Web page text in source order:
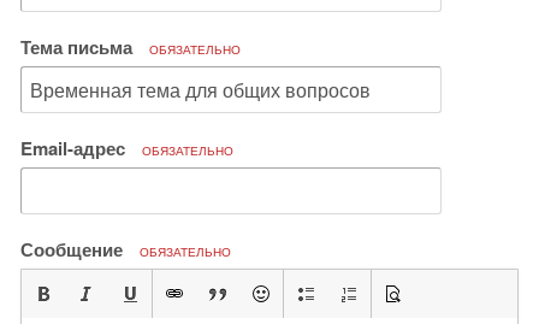
Тема письма ОБЯЗАТЕЛЬНО
Email-адрес ОБЯЗАТЕЛЬНО
Сообщение ОБЯЗАТЕЛЬНО